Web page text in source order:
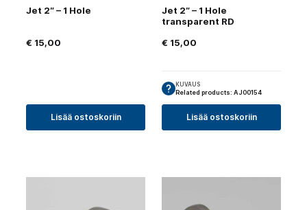
Jet 2″ – 1 Hole
€ 15,00
Lisää ostoskoriin
Jet 2″ – 1 Hole
transparent RD
€ 15,00
KUVAUS
Related products: AJ00154
Lisää ostoskoriin